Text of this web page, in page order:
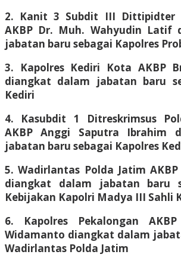
2. Kanit 3 Subdit III Dittipidter
AKBP Dr. Muh. Wahyudin Latif
jabatan baru sebagai Kapolres
3. Kapolres Kediri Kota AKBP
diangkat dalam jabatan baru
Kediri
4. Kasubdit 1 Ditreskrimsus
AKBP Anggi Saputra Ibrahim
jabatan baru sebagai Kapolres
5. Wadirlantas Polda Jatim
diangkat dalam jabatan baru
Kebijakan Kapolri Madya III Sahli
6. Kapolres Pekalongan
Widamanto diangkat dalam
Wadirlantas Polda Jatim